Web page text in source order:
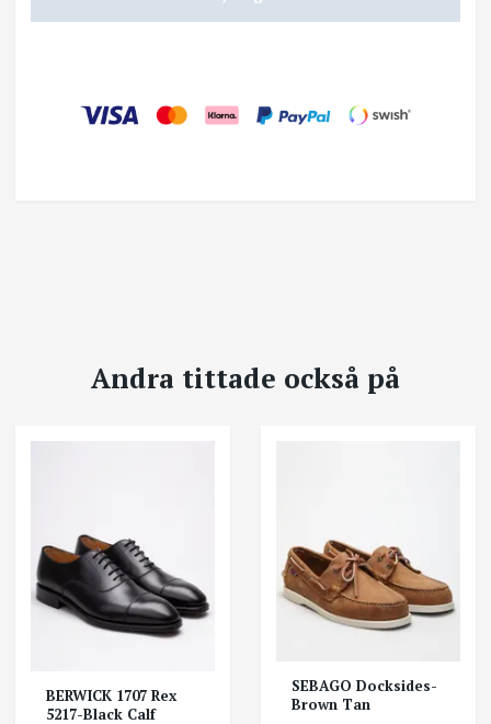
Andra tittade också på
BERWICK 1707 Rex
5217-Black Calf
SEBAGO Docksides-
Brown Tan